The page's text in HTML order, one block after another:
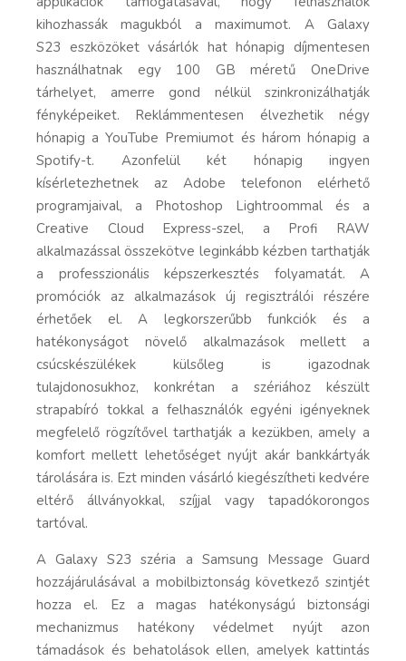
kihozhassák magukból a maximumot. A Galaxy
S23 eszközöket vásárlók hat hónapig díjmentesen
használhatnak egy 100 GB méretű OneDrive
tárhelyet, amerre gond nélkül szinkronizálhatják
fényképeiket. Reklámmentesen élvezhetik négy
hónapig a YouTube Premiumot és három hónapig a
Spotify-t. Azonfelül két hónapig ingyen
kísérletezhetnek az Adobe telefonon elérhető
programjaival, a Photoshop Lightroommal és a
Creative Cloud Express-szel, a Profi RAW
alkalmazással összekötve leginkább kézben tarthatják
a professzionális képszerkesztés folyamatát. A
promóciók az alkalmazások új regisztrálói részére
érhetőek el. A legkorszerűbb funkciók és a
hatékonyságot növelő alkalmazások mellett a
csúcskészülékek külsőleg is igazodnak
tulajdonosukhoz, konkrétan a szériához készült
strapabíró tokkal a felhasználók egyéni igényeknek
megfelelő rögzítővel tarthatják a kezükben, amely a
komfort mellett lehetőséget nyújt akár bankkártyák
tárolására is. Ezt minden vásárló kiegészítheti kedvére
eltérő állványokkal, szíjjal vagy tapadókorongos
tartóval.
A Galaxy S23 széria a Samsung Message Guard
hozzájárulásával a mobilbiztonság következő szintjét
hozza el. Ez a magas hatékonyságú biztonsági
mechanizmus hatékony védelmet nyújt azon
támadások és behatolások ellen, amelyek kattintás